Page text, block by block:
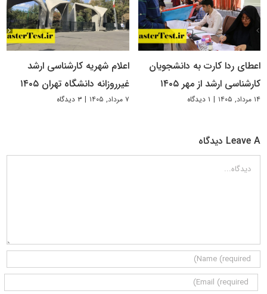
اعطای ردا کارت به دانشجویان
کارشناسی ارشد از مهر ۱۴۰۵
۱۴ مرداد, ۱۴۰۵ | ۱ دیدگاه
اعلام شهریه کارشناسی ارشد
غیرروزانه دانشگاه تهران ۱۴۰۵
۷ مرداد, ۱۴۰۵ | ۳ دیدگاه
Leave A دیدگاه
دیدگاه